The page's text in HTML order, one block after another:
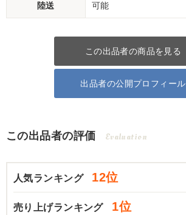
陸送 可能
この出品者の商品を見る
出品者の公開プロフィール
この出品者の評価 Evaluation
人気ランキング 12位
売り上げランキング 1位